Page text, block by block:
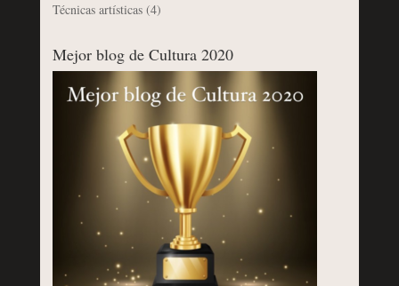
Técnicas artísticas(4)
Mejor blog de Cultura 2020